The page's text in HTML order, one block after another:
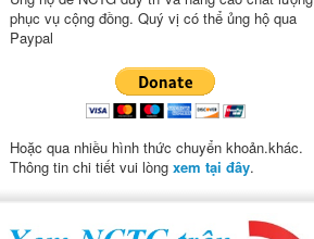
phục vụ cộng đồng. Quý vị có thể ủng hộ qua
Paypal
Hoặc qua nhiều hình thức chuyển khoản.khác.
Thông tin chi tiết vui lòng xem tại đây.